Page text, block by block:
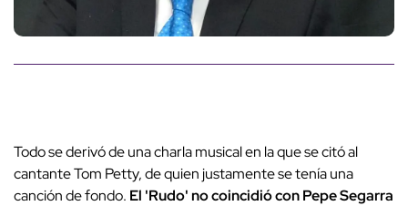
Todo se derivó de una charla musical en la que se citó al
cantante Tom Petty, de quien justamente se tenía una
canción de fondo. El 'Rudo' no coincidió con Pepe Segarra